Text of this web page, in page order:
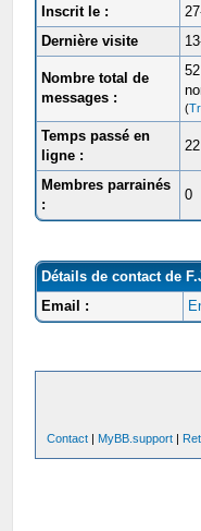
Inscrit le :
Dernière visite
Nombre total de
messages :
(
Temps passé en
ligne :
Membres parrainés
:
0
Détails de contact de
Email :
Contact | MyBB.support |